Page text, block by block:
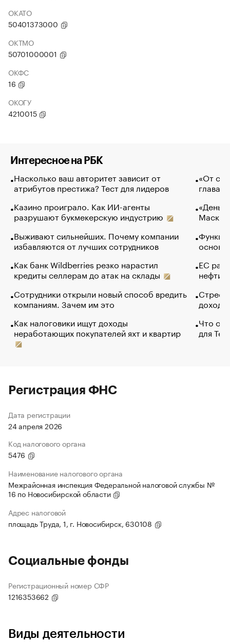
ОКАТО
50401373000
ОКТМО
50701000001
ОКФС
16
ОКОГУ
4210015
Интересное на РБК
Насколько ваш авторитет зависит от
атрибутов престижа? Тест для лидеров
Казино проиграло. Как ИИ-агенты
разрушают букмекерскую индустрию
Выживают сильнейших. Почему компании
избавляются от лучших сотрудников
Как банк Wildberries резко нарастил
кредиты селлерам до атак на склады
Сотрудники открыли новый способ вредить
компаниям. Зачем им это
Как налоговики ищут доходы
неработающих покупателей яхт и квартир
«От
глава
Маск в
основ
ЕС
нефти
Что
для
Регистрация ФНС
Дата регистрации
24 апреля 2026
Код налогового органа
5476
Наименование налогового органа
Межрайонная инспекция Федеральной налоговой службы №
16 по Новосибирской области
Адрес налоговой
площадь Труда, 1, г. Новосибирск, 630108
Социальные фонды
Регистрационный номер СФР
1216353662
Виды деятельности